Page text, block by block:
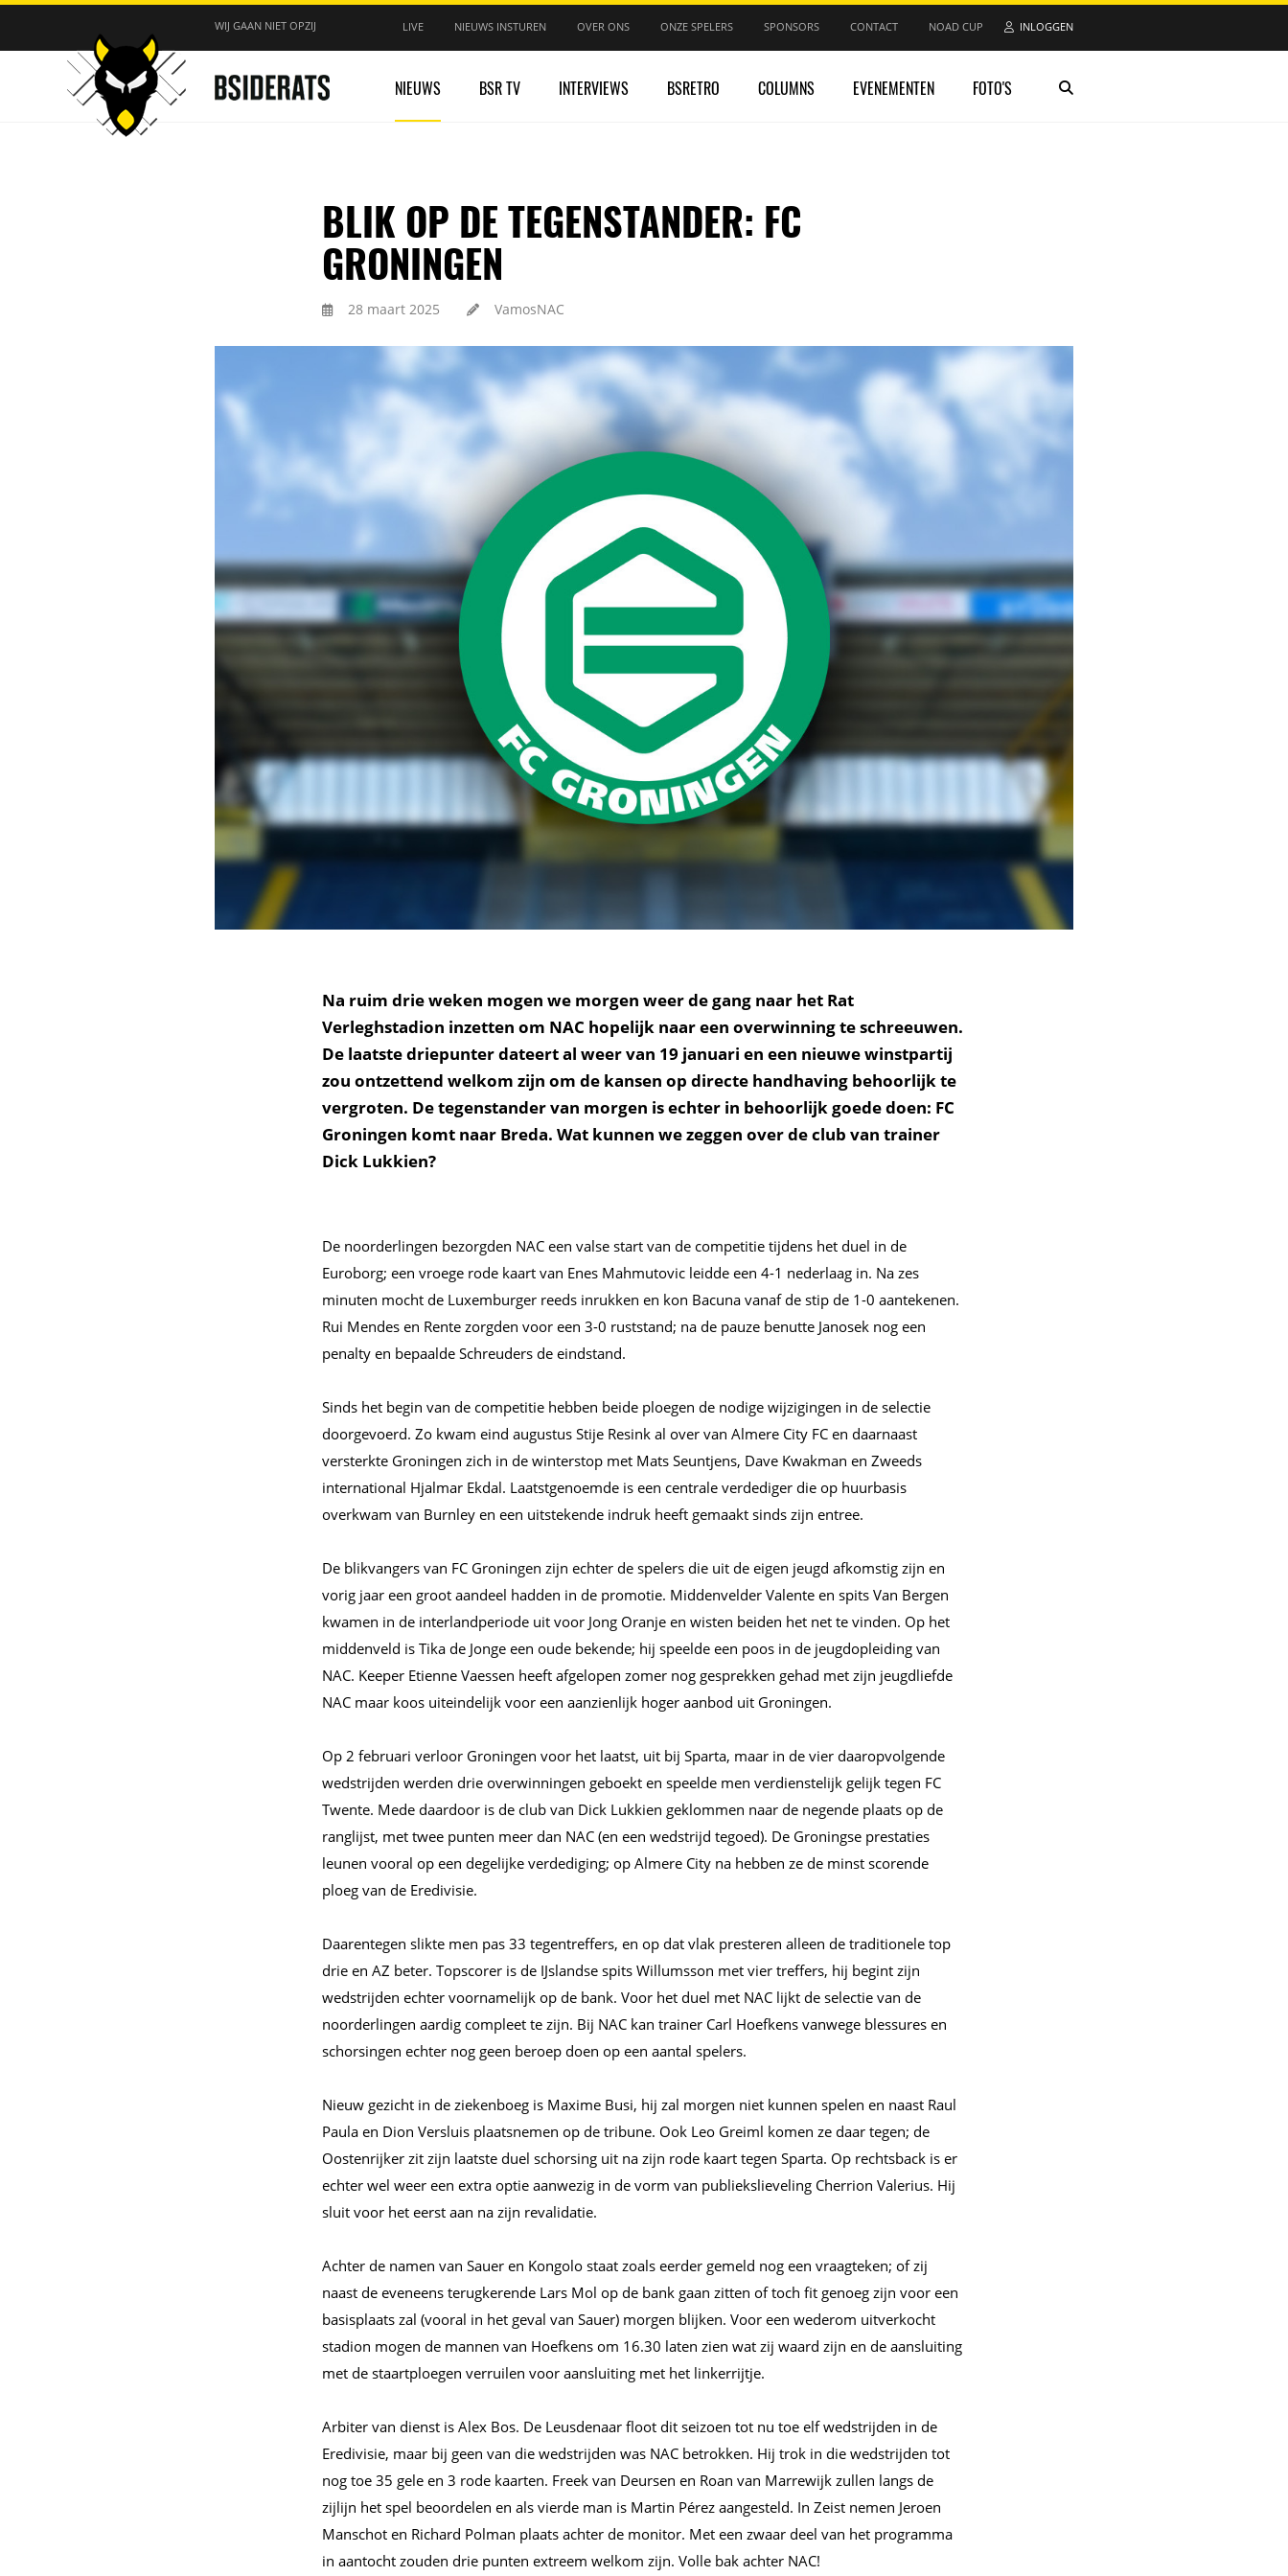
WIJ GAAN NIET OPZIJ LIVE NIEUWS INSTUREN OVER ONS ONZE SPELERS SPONSORS CONTACT NOAD CUP INLOGGEN
NIEUWS BSR TV INTERVIEWS BSRETRO COLUMNS EVENEMENTEN FOTO'S
BLIK OP DE TEGENSTANDER: FC
GRONINGEN
28 maart 2025 VamosNAC
Na ruim drie weken mogen we morgen weer de gang naar het Rat
Verleghstadion inzetten om NAC hopelijk naar een overwinning te schreeuwen.
De laatste driepunter dateert al weer van 19 januari en een nieuwe winstpartij
zou ontzettend welkom zijn om de kansen op directe handhaving behoorlijk te
vergroten. De tegenstander van morgen is echter in behoorlijk goede doen: FC
Groningen komt naar Breda. Wat kunnen we zeggen over de club van trainer
Dick Lukkien?
De noorderlingen bezorgden NAC een valse start van de competitie tijdens het duel in de
Euroborg; een vroege rode kaart van Enes Mahmutovic leidde een 4-1 nederlaag in. Na zes
minuten mocht de Luxemburger reeds inrukken en kon Bacuna vanaf de stip de 1-0 aantekenen.
Rui Mendes en Rente zorgden voor een 3-0 ruststand; na de pauze benutte Janosek nog een
penalty en bepaalde Schreuders de eindstand.
Sinds het begin van de competitie hebben beide ploegen de nodige wijzigingen in de selectie
doorgevoerd. Zo kwam eind augustus Stije Resink al over van Almere City FC en daarnaast
versterkte Groningen zich in de winterstop met Mats Seuntjens, Dave Kwakman en Zweeds
international Hjalmar Ekdal. Laatstgenoemde is een centrale verdediger die op huurbasis
overkwam van Burnley en een uitstekende indruk heeft gemaakt sinds zijn entree.
De blikvangers van FC Groningen zijn echter de spelers die uit de eigen jeugd afkomstig zijn en
vorig jaar een groot aandeel hadden in de promotie. Middenvelder Valente en spits Van Bergen
kwamen in de interlandperiode uit voor Jong Oranje en wisten beiden het net te vinden. Op het
middenveld is Tika de Jonge een oude bekende; hij speelde een poos in de jeugdopleiding van
NAC. Keeper Etienne Vaessen heeft afgelopen zomer nog gesprekken gehad met zijn jeugdliefde
NAC maar koos uiteindelijk voor een aanzienlijk hoger aanbod uit Groningen.
Op 2 februari verloor Groningen voor het laatst, uit bij Sparta, maar in de vier daaropvolgende
wedstrijden werden drie overwinningen geboekt en speelde men verdienstelijk gelijk tegen FC
Twente. Mede daardoor is de club van Dick Lukkien geklommen naar de negende plaats op de
ranglijst, met twee punten meer dan NAC (en een wedstrijd tegoed). De Groningse prestaties
leunen vooral op een degelijke verdediging; op Almere City na hebben ze de minst scorende
ploeg van de Eredivisie.
Daarentegen slikte men pas 33 tegentreffers, en op dat vlak presteren alleen de traditionele top
drie en AZ beter. Topscorer is de IJslandse spits Willumsson met vier treffers, hij begint zijn
wedstrijden echter voornamelijk op de bank. Voor het duel met NAC lijkt de selectie van de
noorderlingen aardig compleet te zijn. Bij NAC kan trainer Carl Hoefkens vanwege blessures en
schorsingen echter nog geen beroep doen op een aantal spelers.
Nieuw gezicht in de ziekenboeg is Maxime Busi, hij zal morgen niet kunnen spelen en naast Raul
Paula en Dion Versluis plaatsnemen op de tribune. Ook Leo Greiml komen ze daar tegen; de
Oostenrijker zit zijn laatste duel schorsing uit na zijn rode kaart tegen Sparta. Op rechtsback is er
echter wel weer een extra optie aanwezig in de vorm van publiekslieveling Cherrion Valerius. Hij
sluit voor het eerst aan na zijn revalidatie.
Achter de namen van Sauer en Kongolo staat zoals eerder gemeld nog een vraagteken; of zij
naast de eveneens terugkerende Lars Mol op de bank gaan zitten of toch fit genoeg zijn voor een
basisplaats zal (vooral in het geval van Sauer) morgen blijken. Voor een wederom uitverkocht
stadion mogen de mannen van Hoefkens om 16.30 laten zien wat zij waard zijn en de aansluiting
met de staartploegen verruilen voor aansluiting met het linkerrijtje.
Arbiter van dienst is Alex Bos. De Leusdenaar floot dit seizoen tot nu toe elf wedstrijden in de
Eredivisie, maar bij geen van die wedstrijden was NAC betrokken. Hij trok in die wedstrijden tot
nog toe 35 gele en 3 rode kaarten. Freek van Deursen en Roan van Marrewijk zullen langs de
zijlijn het spel beoordelen en als vierde man is Martin Pérez aangesteld. In Zeist nemen Jeroen
Manschot en Richard Polman plaats achter de monitor. Met een zwaar deel van het programma
in aantocht zouden drie punten extreem welkom zijn. Volle bak achter NAC!